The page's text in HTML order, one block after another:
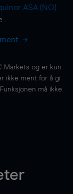
ASA (NO)
Markets og er kun
ikke ment for å gi
må ikke